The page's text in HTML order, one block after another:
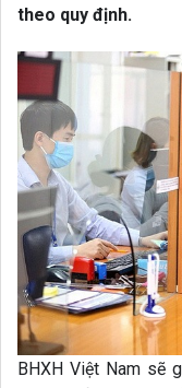
theo quy định.
BHXH Việt Nam sẽ